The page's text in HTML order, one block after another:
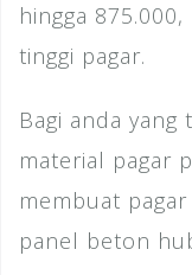
hingga
tinggi pagar.
Bagi anda
material pagar
membuat
panel beton